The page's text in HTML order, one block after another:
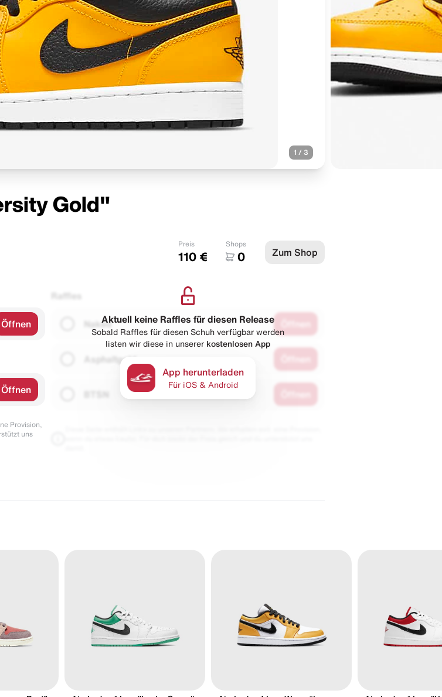
1 / 3
Gold"
Preis
110 €
Shops
0 Zum Shop
Öffnen
Öffnen
Provision,
uns
Raffles
Naked
Asphaltgold
Aktuell keine Raffles für diesen Release
Sobald Raffles für diesen Schuh verfügbar werden
listen wir diese in unserer kostenlosen App
App herunterladen
Für iOS & Android